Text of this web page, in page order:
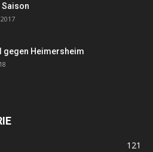
Saison
gegen Heimersheim
121